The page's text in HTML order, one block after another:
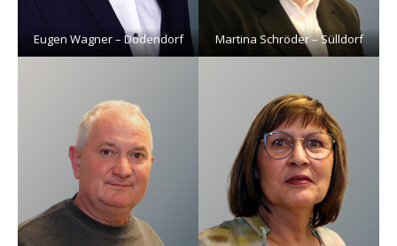
Eugen Wagner – Dodendorf Martina Schröder – Sülldorf